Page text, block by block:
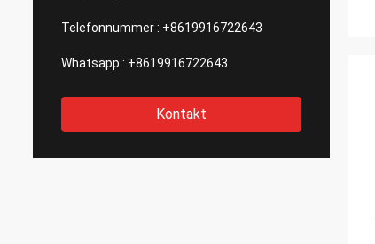
Telefonnummer : +8619916722643
Whatsapp : +8619916722643
Kontakt